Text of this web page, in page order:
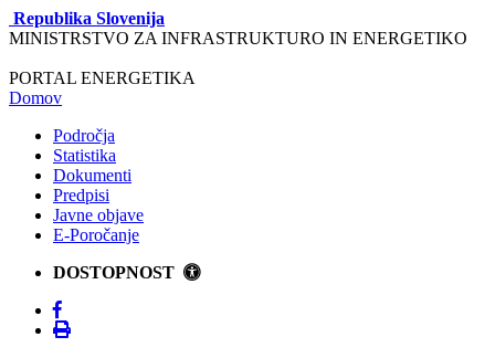
Republika Slovenija
MINISTRSTVO ZA INFRASTRUKTURO IN ENERGETIKO
PORTAL ENERGETIKA
Domov
Področja
Statistika
Dokumenti
Predpisi
Javne objave
E-Poročanje
DOSTOPNOST